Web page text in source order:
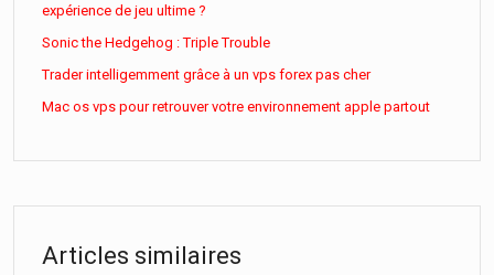
expérience de jeu ultime ?
Sonic the Hedgehog : Triple Trouble
Trader intelligemment grâce à un vps forex pas cher
Mac os vps pour retrouver votre environnement apple partout
Articles similaires